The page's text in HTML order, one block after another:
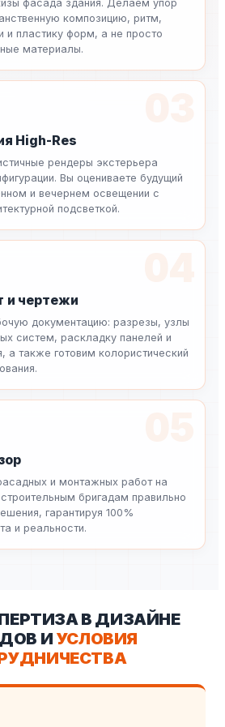
фасада здания. Делаем упор
композицию, ритм,
и пластику форм, а не просто
материалы.
High-Res
рендеры экстерьера
Вы оцениваете будущий
и вечернем освещении с
подсветкой.
и чертежи
документацию: разрезы, узлы
систем, раскладку панелей и
а также готовим колористический
и монтажных работ на
бригадам правильно
гарантируя 100%
и реальности.
В ДИЗАЙНЕ
И УСЛОВИЯ